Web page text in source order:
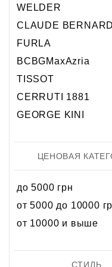
Хронограф
Календарь
Хронограф
WELDER
CLAUDE BERNARD
FURLA
BCBGMaxAzria
TISSOT
CERRUTI 1881
GEORGE KINI
ЦЕНОВАЯ
до 5000 грн
от 5000 до 10000
от 10000 и выше
СТИЛЬ